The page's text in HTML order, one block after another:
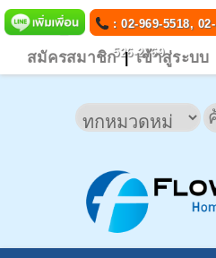
: 02-969-5518, 02-
526-2769
สมัครสมาชิก|เข้าสู่ระบบ